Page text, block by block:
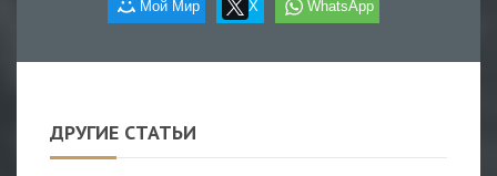
Мой Мир X WhatsApp
ДРУГИЕ СТАТЬИ